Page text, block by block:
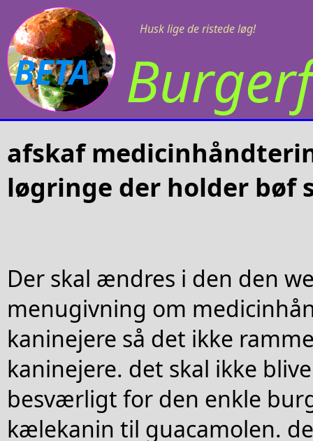
Husk lige de ristede løg!
BETA
afskaf
løgringe der holder bøf
Der skal ændres i den den
menugivning om
kaninejere så det ikke
kaninejere. det skal ikke
besværligt for den enkle
kælekanin til guacamolen.